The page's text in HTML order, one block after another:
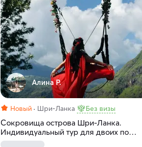
Алина Р.
Новый Шри-Ланка Без визы
Сокровища острова Шри-Ланка.
Индивидуальный тур для двоих по
лучшим местам